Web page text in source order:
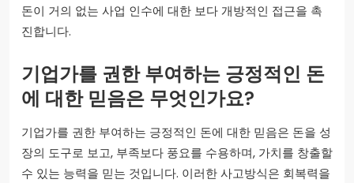
돈이 거의 없는 사업 인수에 대한 보다 개방적인 접근을 촉
진합니다.
기업가를 권한 부여하는 긍정적인 돈
에 대한 믿음은 무엇인가요?
기업가를 권한 부여하는 긍정적인 돈에 대한 믿음은 돈을 성
장의 도구로 보고, 부족보다 풍요를 수용하며, 가치를 창출할
수 있는 능력을 믿는 것입니다. 이러한 사고방식은 회복력을